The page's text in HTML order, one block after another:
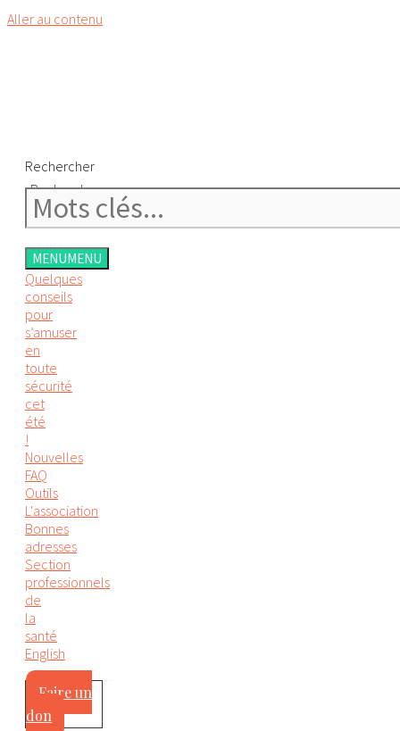
Aller au contenu
Rechercher
Rechercher
MENUMENU
Quelques
conseils
pour
s’amuser
en
toute
sécurité
cet
été
!
Nouvelles
FAQ
Outils
L'association
Bonnes
adresses
Section
professionnels
de
la
santé
English
Faire un
don